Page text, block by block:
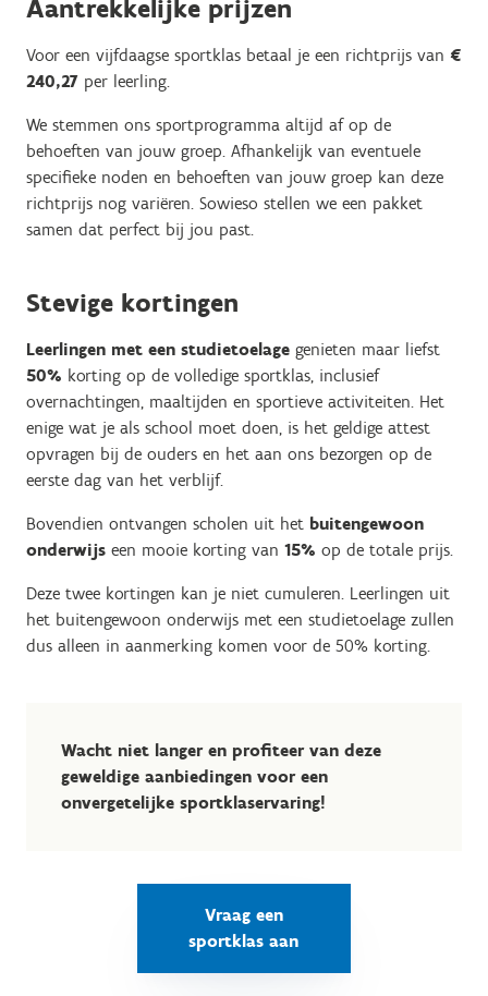
Aantrekkelijke prijzen
Voor een vijfdaagse sportklas betaal je een richtprijs van €
240,27 per leerling.
We stemmen ons sportprogramma altijd af op de
behoeften van jouw groep. Afhankelijk van eventuele
specifieke noden en behoeften van jouw groep kan deze
richtprijs nog variëren. Sowieso stellen we een pakket
samen dat perfect bij jou past.
Stevige kortingen
Leerlingen met een studietoelage genieten maar liefst
50% korting op de volledige sportklas, inclusief
overnachtingen, maaltijden en sportieve activiteiten. Het
enige wat je als school moet doen, is het geldige attest
opvragen bij de ouders en het aan ons bezorgen op de
eerste dag van het verblijf.
Bovendien ontvangen scholen uit het buitengewoon
onderwijs een mooie korting van 15% op de totale prijs.
Deze twee kortingen kan je niet cumuleren. Leerlingen uit
het buitengewoon onderwijs met een studietoelage zullen
dus alleen in aanmerking komen voor de 50% korting.
Wacht niet langer en profiteer van deze
geweldige aanbiedingen voor een
onvergetelijke sportklaservaring!
Vraag een
sportklas aan